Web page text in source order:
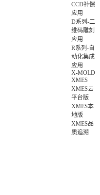
CCD补偿
应用
D系列-二
维码雕刻
应用
R系列-自
动化集成
应用
X-MOLD
XMES
XMES云
平台版
XMES本
地版
XMES品
质追溯